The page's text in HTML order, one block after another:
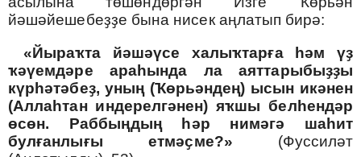
йәшәйешебеҙҙе бына нисек аңлатып бирә:
«Йыраҡта йәшәүсе халыҡтарға һәм үҙ
ҡәүемдәре араһында ла аяттарыбыҙҙы
күрһәтәбеҙ, уның (Ҡөрьәндең) ысын икәнен
(Аллаһтан индерелгәнен) яҡшы белһендәр
өсөн. Раббыңдың һәр нимәгә шаһит
булғанлығы етмәҫме?» (Фуссиләт